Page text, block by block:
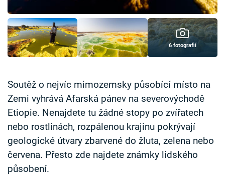
Sledujte prima+
Přihlášení
Sledujte nás
6 fotografií
Soutěž o nejvíc mimozemsky působící místo na
Zemi vyhrává Afarská pánev na severovýchodě
Etiopie. Nenajdete tu žádné stopy po zvířatech
nebo rostlinách, rozpálenou krajinu pokrývají
geologické útvary zbarvené do žluta, zelena nebo
červena. Přesto zde najdete známky lidského
působení.